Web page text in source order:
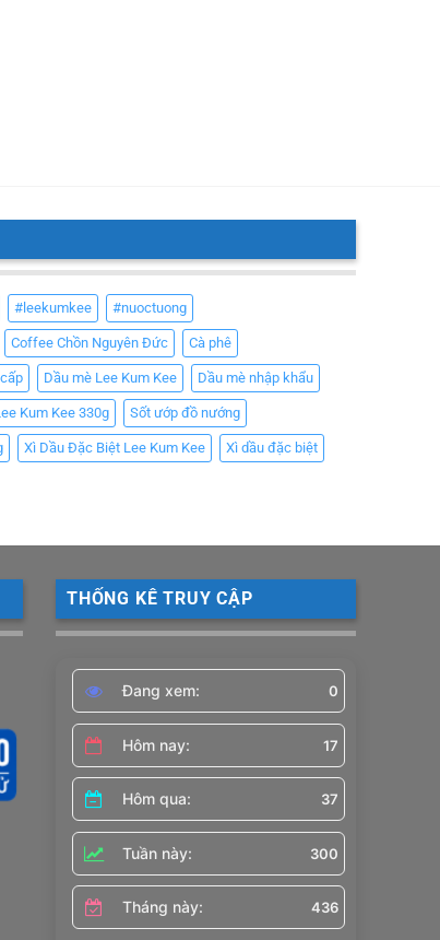
#leekumkee #nuoctuong
Coffee Chồn Nguyên Đức Cà phê
Dầu mè Lee Kum Kee Dầu mè nhập khẩu
Kum Kee 330g Sốt ướp đồ nướng
Xì Dầu Đặc Biệt Lee Kum Kee Xì dầu đặc biệt
THỐNG KÊ TRUY CẬP
Đang xem: 0
Hôm nay: 17
Hôm qua: 37
Tuần này: 300
Tháng này: 436